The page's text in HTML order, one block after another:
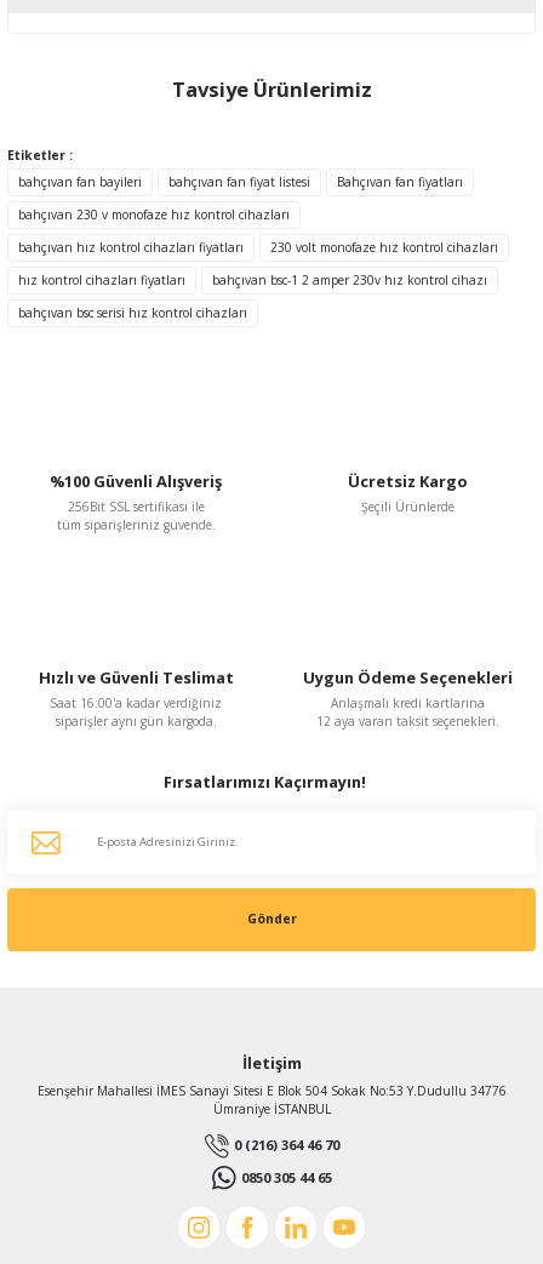
tarafımıza iletebilirsiniz.
Görüş ve önerileriniz için teşekkür ederiz.
Ürün fiyatı diğer sitelerden daha pahalı.
Bu ürüne benzer farklı alternatifler olmalı.
Tavsiye Ürünlerimiz
3.360,31 TL
Etiketler :
bahçıvan fan bayileri
bahçıvan fan fiyat listesi
Bahçıvan fan fiyatları
bahçıvan 230 v monofaze hız kontrol cihazları
bahçıvan hız kontrol cihazları fiyatları
230 volt monofaze hız kontrol cihazları
hız kontrol cihazları fiyatları
bahçıvan bsc-1 2 amper 230v hız kontrol cihazı
bahçıvan bsc serisi hız kontrol cihazları
%100 Güvenli Alışveriş
256Bit SSL sertifikası ile
tüm siparişleriniz güvende.
Ücretsiz Kargo
Şeçili Ürünlerde
Hızlı ve Güvenli Teslimat
Saat 16:00'a kadar verdiğiniz
siparişler aynı gün kargoda.
Uygun Ödeme Seçenekleri
Anlaşmalı kredi kartlarına
12 aya varan taksit seçenekleri.
Fırsatlarımızı Kaçırmayın!
Gönder
İletişim
Esenşehir Mahallesi İMES Sanayi Sitesi E Blok 504 Sokak No:53 Y.Dudullu 34776
Ümraniye İSTANBUL
0 (216) 364 46 70
0850 305 44 65